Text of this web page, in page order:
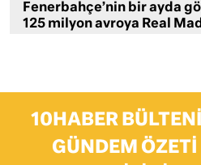
Fenerbahçe’nin bir ayda
125 milyon avroya Real
10HABER
GÜNDEM ÖZETI